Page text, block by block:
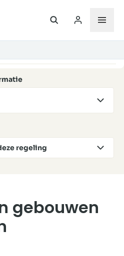
regeling
gebouwen